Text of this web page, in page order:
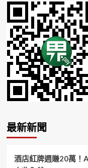
最新新聞
酒店紅牌週賺20萬！